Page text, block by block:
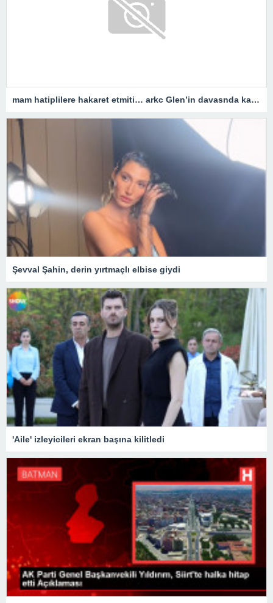
mam hatiplilere hakaret etmiti… arkc Glen’in davasnda karar belli oldu
Şevval Şahin, derin yırtmaçlı elbise giydi
'Aile' izleyicileri ekran başına kilitledi